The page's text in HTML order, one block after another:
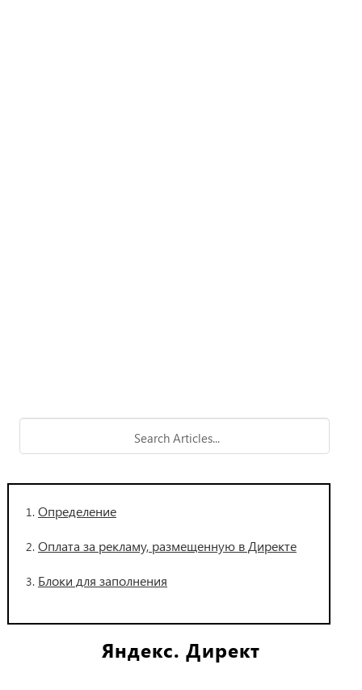
Определение
Оплата за рекламу, размещенную в Директе
Блоки для заполнения
Яндекс. Директ